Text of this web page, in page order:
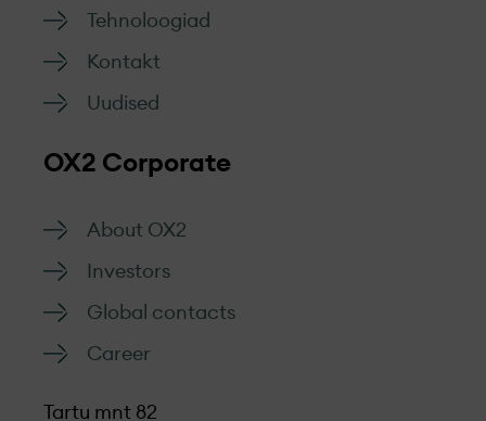
Tehnoloogiad
Kontakt
Uudised
OX2 Corporate
About OX2
Investors
Global contacts
Career
Tartu mnt 82